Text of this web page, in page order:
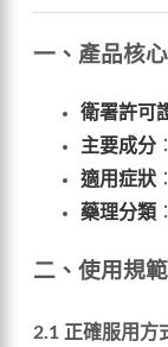
一、產品核
衛署許可
主要成分
適用症狀
藥理分類
二、使用規
2.1 正確服用方